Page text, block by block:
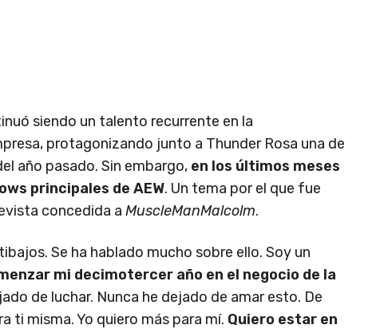
siendo un talento recurrente en la
protagonizando junto a Thunder Rosa una de
año pasado. Sin embargo, en los últimos meses
principales de AEW. Un tema por el que fue
concedida a MuscleManMalcolm.
Se ha hablado mucho sobre ello. Soy un
mi decimotercer año en el negocio de la
de luchar. Nunca he dejado de amar esto. De
ti misma. Yo quiero más para mí. Quiero estar en